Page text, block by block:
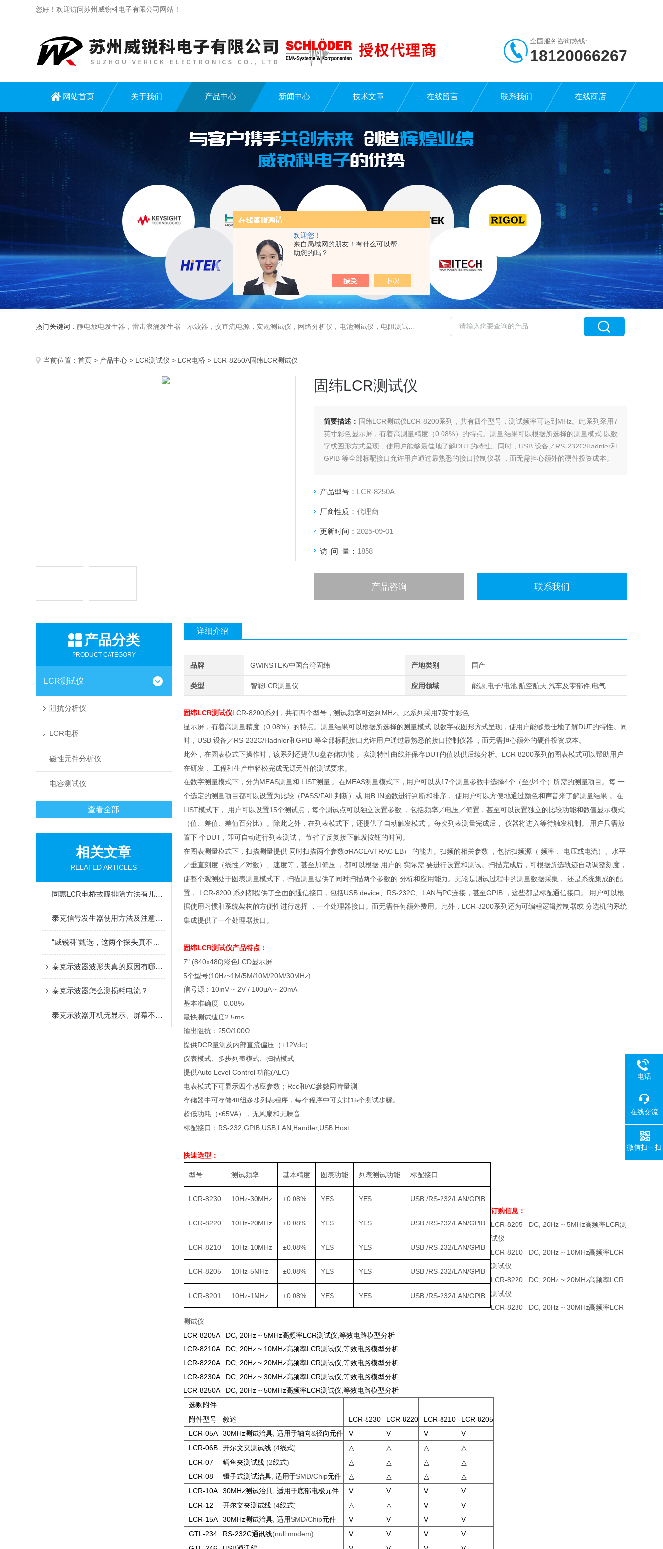
欢迎您！
来自局域网的朋友！有什么可以帮
助您的吗？
您好！欢迎访问苏州威锐科电子有限公司网站！
全国服务咨询热线:
18120066267
网站首页 关于我们 产品中心 新闻中心 技术文章 在线留言 联系我们 在线商店
热门关键词： 静电放电发生器，雷击浪涌发生器，示波器，交直流电源，安规测试仪，网络分析仪，电池测试仪，电阻测试仪，数据采集仪
当前位置： 首页 > 产品中心 > LCR测试仪 > LCR电桥 > LCR-8250A固纬LCR测试仪
固纬LCR测试仪
简要描述： 固纬LCR测试仪LCR-8200系列，共有四个型号，测试频率可达到MHz。此系列采用7
英寸彩色显示屏，有着高测量精度（0.08%）的特点。测量结果可以根据所选择的测量模式 以数
字或图形方式呈现，使用户能够最佳地了解DUT的特性。同时，USB 设备／RS-232C/Hadnler和
GPIB 等全部标配接口允许用户通过最熟悉的接口控制仪器 ，而无需担心额外的硬件投资成本。
产品型号： LCR-8250A
厂商性质： 代理商
更新时间： 2025-09-01
访 问 量： 1858
产品咨询 联系我们
产品分类
PRODUCT CATEGORY
LCR测试仪
阻抗分析仪
LCR电桥
磁性元件分析仪
电容测试仪
查看全部
相关文章
RELATED ARTICLES
同惠LCR电桥故障排除方法有几种类型
泰克信号发生器使用方法及注意事项
“威锐科”甄选，这两个探头真不错！
泰克示波器波形失真的原因有哪些？如何处理泰克示波器波形失真？
泰克示波器怎么测损耗电流？
泰克示波器开机无显示、屏幕不亮？自查与解决步骤详解
详细介绍
品牌 GWINSTEK/中国台湾固纬 产地类别 国产
类型 智能LCR测量仪 应用领域 能源,电子/电池,航空航天,汽车及零部件,电气
固纬LCR测试仪LCR-8200系列，共有四个型号，测试频率可达到MHz。此系列采用7英寸彩色
显示屏，有着高测量精度（0.08%）的特点。测量结果可以根据所选择的测量模式 以数字或图形方式呈现，使用户能够最佳地了解DUT的特性。同
时，USB 设备／RS-232C/Hadnler和GPIB 等全部标配接口允许用户通过最熟悉的接口控制仪器 ，而无需担心额外的硬件投资成本。
此外，在圄表模式下操作时，该系列还提供U盘存储功能 。实测特性曲线并保存DUT的值以供后续分析。LCR-8200系列的图表模式可以帮助用户
在研发 、工程和生产申轻松完成无源元件的测试要求。
在数字测量模式下，分为MEAS测量和 LIST测量 。在MEAS测量模式下，用户可以从17个测量参数中选择4个（至少1个）所需的测量项目。每 一
个选定的测量项目都可以设置为比较（PASS/FAIL判断）或 用B IN函数进行判断和排序， 使用户可以方便地通过颜色和声音来了解测量结果 。在
LIST模式下， 用户可以设置15个测试点，每个测试点可以独立设置参数 ，包括频率／电压／偏置，甚至可以设置独立的比较功能和数值显示模式
（值、差值、差值百分比）。除此之外，在列表模式下，还提供了自动触发模式 。每次列表测量完成后， 仪器将进入等待触发机制。 用户只需放
置下 个DUT，即可自动进行列表测试， 节省了反复接下触发按钮的时间。
在图表测量模式下，扫描测量提供 同时扫描两个参数σRACEA/TRAC EB） 的能力。扫频的相关参数 ，包括扫频源（ 频率 、电压或电流）、水平
／垂直刻度（线性／对数）、速度等，甚至加偏压 ，都可以根据 用户的 实际需 要进行设置和测试。扫描完成后，可根据所选轨迹自动调整刻度，
使整个观测处于图表测量模式下，扫描测量提供了同时扫描两个参数的 分析和应用能力。无论是测试过程中的测量数据采集， 还是系统集成的配
置， LCR-8200 系列都提供了全面的通信接口，包括USB device、RS-232C、LAN与PC连接，甚至GPIB ，这些都是标配通信接口。 用户可以根
据使用习惯和系统架构的方便性进行选择 ，一个处理器接口。而无需任何额外费用。此外，LCR-8200系列还为可编程逻辑控制器或 分选机的系统
集成提供了一个处理器接口。
固纬LCR测试仪产品特点：
7" (840x480)彩色LCD显示屏
5个型号(10Hz~1M/5M/10M/20M/30MHz)
信号源：10mV ~ 2V / 100μA ~ 20mA
基本准确度 : 0.08%
最快测试速度2.5ms
输出阻抗：25Ω/100Ω
提供DCR量测及内部直流偏压（±12Vdc）
仪表模式、多步列表模式、扫描模式
提供Auto Level Control 功能(ALC)
电表模式下可显示四个感应参数；Rdc和AC參數同時量測
存储器中可存储48组多步列表程序，每个程序中可安排15个测试步骤。
超低功耗（<65VA），无风扇和无噪音
标配接口：RS-232,GPIB,USB,LAN,Handler,USB Host
快速选型：
型号 测试频率 基本精度 图表功能 列表测试功能 标配接口
LCR-8230 10Hz-30MHz ±0.08% YES YES USB /RS-232/LAN/GPIB
LCR-8220 10Hz-20MHz ±0.08% YES YES USB /RS-232/LAN/GPIB
LCR-8210 10Hz-10MHz ±0.08% YES YES USB /RS-232/LAN/GPIB
LCR-8205 10Hz-5MHz ±0.08% YES YES USB /RS-232/LAN/GPIB
LCR-8201 10Hz-1MHz ±0.08% YES YES USB /RS-232/LAN/GPIB
订购信息：
LCR-8205 DC, 20Hz ~ 5MHz高频率LCR测
试仪
LCR-8210 DC, 20Hz ~ 10MHz高频率LCR
测试仪
LCR-8220 DC, 20Hz ~ 20MHz高频率LCR
测试仪
LCR-8230 DC, 20Hz ~ 30MHz高频率LCR
测试仪
LCR-8205A DC, 20Hz ~ 5MHz高频率LCR测试仪,等效电路模型分析
LCR-8210A DC, 20Hz ~ 10MHz高频率LCR测试仪,等效电路模型分析
LCR-8220A DC, 20Hz ~ 20MHz高频率LCR测试仪,等效电路模型分析
LCR-8230A DC, 20Hz ~ 30MHz高频率LCR测试仪,等效电路模型分析
LCR-8250A DC, 20Hz ~ 50MHz高频率LCR测试仪,等效电路模型分析
选购附件
附件型号
敘述 LCR-8230 LCR-8220 LCR-8210
LCR-8205
LCR-05A
30MHz测试治具 适用于轴向&径向元件 V V V
V
LCR-06B
开尔文夹测试线 (4线式) △ △ △
△
LCR-07
鳄鱼夹测试线 (2线式) △ △ △
△
LCR-08
镊子式测试治具 适用于SMD/Chip元件 △ △ △
△
LCR-10A
30MHz测试治具 适用于底部电极元件 V V V
V
LCR-12
开尔文夹测试线 (4线式) △ △ V
V
LCR-15A
30MHz测试治具 适用SMD/Chip元件 V V V
V
GTL-234
RS-232C通讯线(null modem) V V V
V
电话
在线交流
微信扫一扫